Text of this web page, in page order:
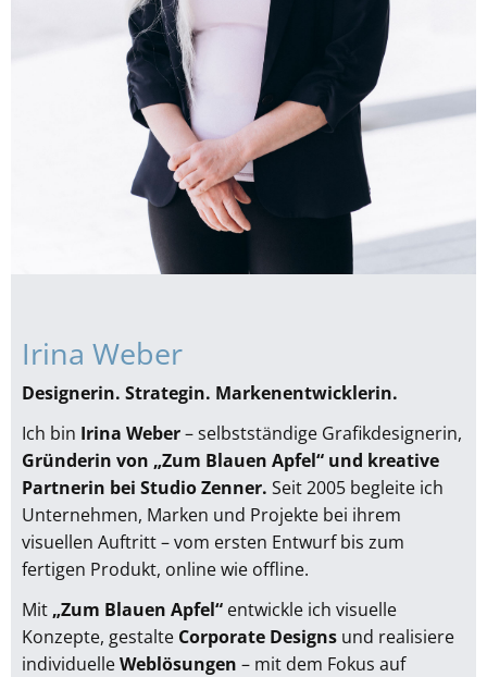
Irina Weber
Designerin. Strategin. Markenentwicklerin.
Ich bin Irina Weber– selbstständige Grafikdesignerin,
Gründerin von „Zum Blauen Apfel“ und kreative
Partnerin bei Studio Zenner. Seit 2005 begleite ich
Unternehmen, Marken und Projekte bei ihrem
visuellen Auftritt – vom ersten Entwurf bis zum
fertigen Produkt, online wie offline.
Mit „Zum Blauen Apfel“ entwickle ich visuelle
Konzepte, gestalte Corporate Designs und realisiere
individuelleWeblösungen – mit dem Fokus auf